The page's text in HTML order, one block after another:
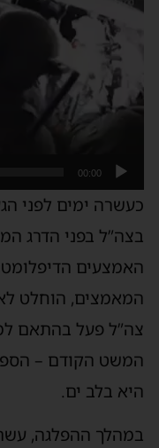
וידאו
00:00
כעשרה ימים לפני
בצה”ל בפני הדרג
האמצעים
המאמצים, הוחלט
צה”ל פעל בהתאם
המשט הקודם –
היא בלב ים.
במהלך ההפלגה,